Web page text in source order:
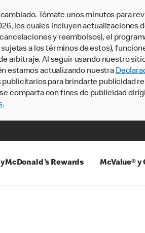
Tómate unos minutos para
los cuales incluyen actualizaciones
y reembolsos), el
a los términos de estos),
arbitraje. Al seguir usando nuestro
estamos actualizando nuestra
para brindarte publicidad
comparta con fines de publicidad
Rewards McValue® y